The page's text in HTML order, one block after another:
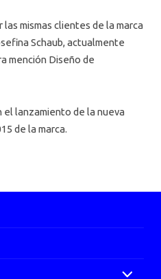
mismas clientes de la marca
Schaub, actualmente
mención Diseño de
lanzamiento de la nueva
de la marca.